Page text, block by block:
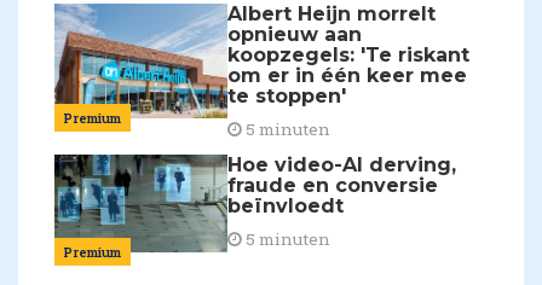
Premium
Albert Heijn morrelt
opnieuw aan
koopzegels: 'Te riskant
om er in één keer mee
te stoppen'
5 minuten
Premium
Hoe video-AI derving,
fraude en conversie
beïnvloedt
5 minuten